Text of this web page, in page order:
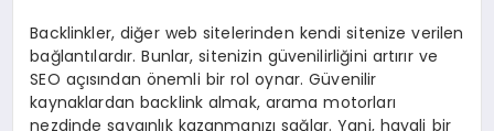
Backlinkler, diğer web sitelerinden kendi sitenize verilen
bağlantılardır. Bunlar, sitenizin güvenilirliğini artırır ve
SEO açısından önemli bir rol oynar. Güvenilir
kaynaklardan backlink almak, arama motorları
nezdinde saygınlık kazanmanızı sağlar. Yani, hayali bir